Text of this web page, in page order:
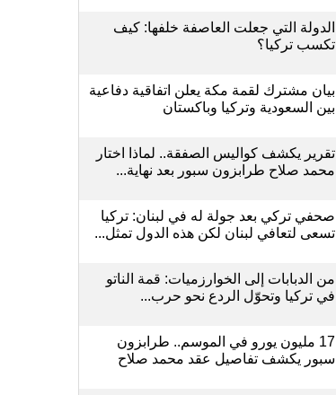
الدولة التي جعلت العاصفة خلفها: كيف
تكسب تركيا؟
بيان مشترك لقمة مكة يعلن اتفاقية دفاعية
بين السعودية وتركيا وباكستان
تقرير يكشف كواليس الصفقة.. لماذا اختار
محمد صلاح طرابزون سبور بعد نهاية...
صحفي تركي بعد جولة له في لبنان: تركيا
تسعى لتعافي لبنان لكن هذه الدول تمثل...
من الدبابات إلى الخوارزميات: قمة الناتو
في تركيا وتحوّل الردع نحو حرب...
17 مليون يورو في الموسم.. طرابزون
سبور يكشف تفاصيل عقد محمد صلاح